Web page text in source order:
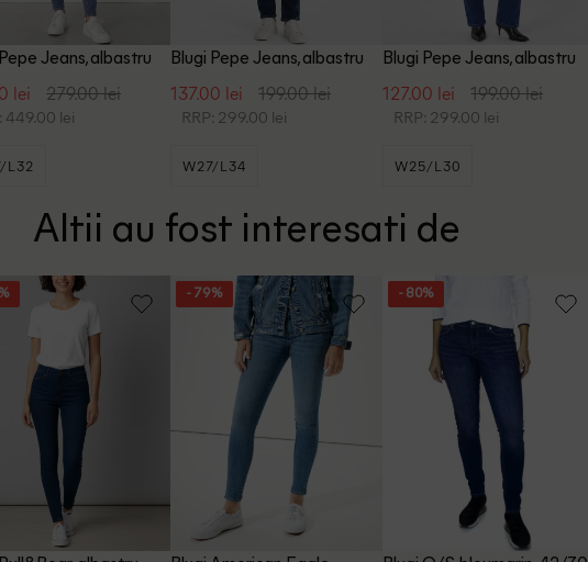
Jeans, albastru
lei 279.00 lei
449.00 lei
L32
Blugi Pepe Jeans, albastru
137.00 lei 199.00 lei
RRP: 299.00 lei
W27/L34
Blugi Pepe Jeans, albastru
127.00 lei 199.00 lei
RRP: 299.00 lei
W25/L30
Altii au fost interesati de
- 79% - 80%